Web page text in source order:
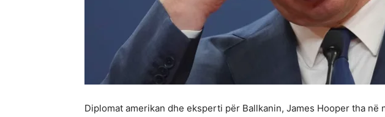
Diplomat amerikan dhe eksperti për Ballkanin, James Hooper tha